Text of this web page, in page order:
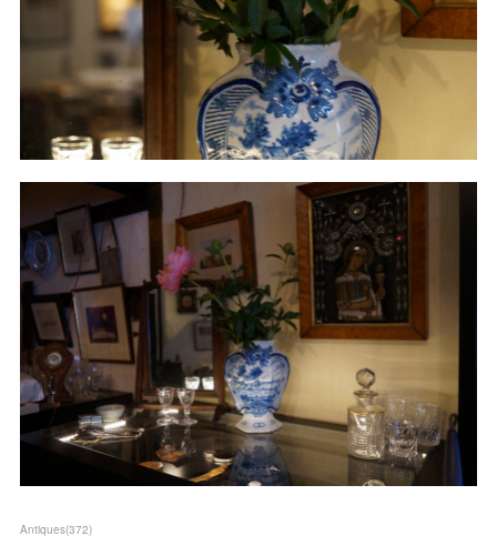
Antiques(372)